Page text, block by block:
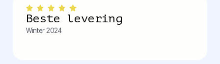
Beste levering
Winter 2024